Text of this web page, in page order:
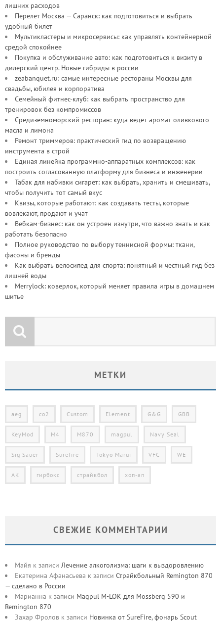
лишних расходов
Перелет Москва — Саранск: как подготовиться и выбрать
удобный билет
Мультикластеры и микросервисы: как управлять контейнерной
средой спокойнее
Покупка и обслуживание авто: как подготовиться к визиту в
дилерский центр. Новые гибриды в россии
zeabanquet.ru: самые интересные рестораны Москвы для
свадьбы, юбилея и корпоратива
Семейный фитнес-клуб: как выбрать пространство для
тренировок без компромиссов
Средиземноморский ресторан: куда ведёт аромат оливкового
масла и лимона
Ремонт триммеров: практический гид по возвращению
инструмента в строй
Единая линейка программно-аппаратных комплексов: как
построить согласованную платформу для бизнеса и инженерии
Табак для набивки сигарет: как выбрать, хранить и смешивать,
чтобы получить тот самый вкус
Квизы, которые работают: как создавать тесты, которые
вовлекают, продают и учат
Вебкам-бизнес: как он устроен изнутри, что важно знать и как
работать безопасно
Полное руководство по выбору теннисной формы: ткани,
фасоны и бренды
Как выбрать велосипед для спорта: понятный и честный гид без
лишней воды
Merrylock: коверлок, который меняет правила игры в домашнем
шитье
МЕТКИ
aeg co2 Custom Element G&G GBB
KeyMod M4 M870 magpul Navy Seal
Sig Sauer Surefire Tokyo Marui VFC WE
АК гирбокс страйкбол хоп-ап
СВЕЖИЕ КОММЕНТАРИИ
Майя к записи Лечение алкоголизма: шаги к выздоровлению
Екатерина Афанасьева к записи Страйкбольный Remington 870
— сделано в России
Марианна к записи Magpul M-LOK для Mossberg 590 и
Remington 870
Захар Фролов к записи Новинка от SureFire, фонарь Scout